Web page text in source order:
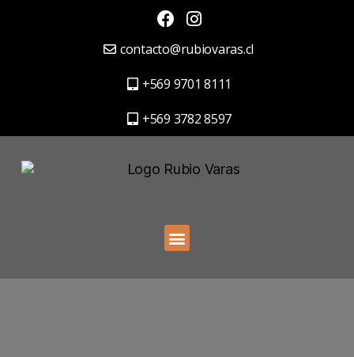
contacto@rubiovaras.cl
+569 9701 8111
+569 3782 8597